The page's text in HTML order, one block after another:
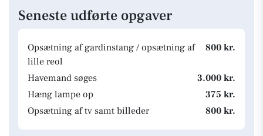
Seneste udførte opgaver
Opsætning af gardinstang / opsætning af
lille reol
800 kr.
Havemand søges
3.000 kr.
Hæng lampe op
375 kr.
Opsætning af tv samt billeder
800 kr.